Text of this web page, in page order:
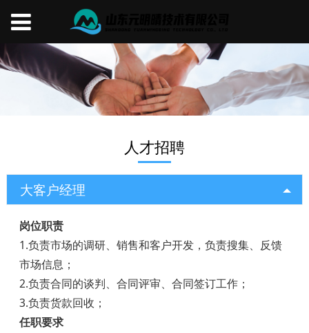
人才招聘
大客户经理
岗位职责
1.负责市场的调研、销售和客户开发，负责搜集、反馈
市场信息；
2.负责合同的谈判、合同评审、合同签订工作；
3.负责货款回收；
任职要求